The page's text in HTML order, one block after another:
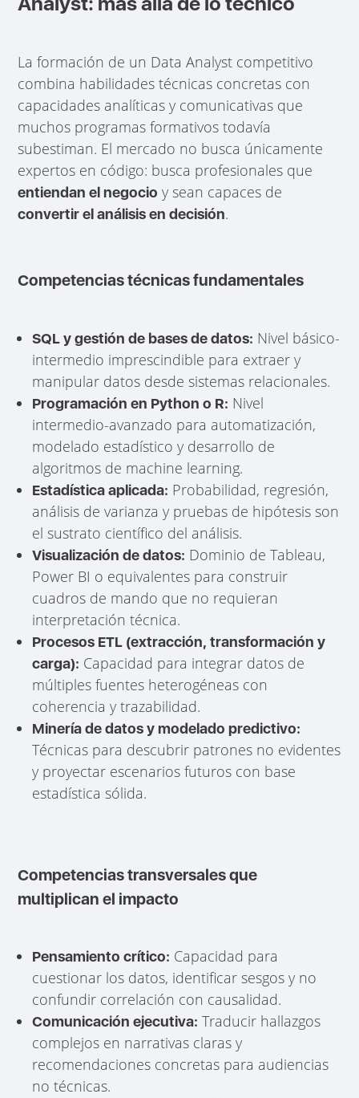
La formación de un Data Analyst competitivo
combina habilidades técnicas concretas con
capacidades analíticas y comunicativas que
muchos programas formativos todavía
subestiman. El mercado no busca únicamente
expertos en código: busca profesionales que
entiendan el negocio y sean capaces de
convertir el análisis en decisión.
Competencias técnicas fundamentales
SQL y gestión de bases de datos: Nivel básico-
intermedio imprescindible para extraer y
manipular datos desde sistemas relacionales.
Programación en Python o R: Nivel
intermedio-avanzado para automatización,
modelado estadístico y desarrollo de
algoritmos de machine learning.
Estadística aplicada: Probabilidad, regresión,
análisis de varianza y pruebas de hipótesis son
el sustrato científico del análisis.
Visualización de datos: Dominio de Tableau,
Power BI o equivalentes para construir
cuadros de mando que no requieran
interpretación técnica.
Procesos ETL (extracción, transformación y
carga): Capacidad para integrar datos de
múltiples fuentes heterogéneas con
coherencia y trazabilidad.
Minería de datos y modelado predictivo:
Técnicas para descubrir patrones no evidentes
y proyectar escenarios futuros con base
estadística sólida.
Competencias transversales que
multiplican el impacto
Pensamiento crítico: Capacidad para
cuestionar los datos, identificar sesgos y no
confundir correlación con causalidad.
Comunicación ejecutiva: Traducir hallazgos
complejos en narrativas claras y
recomendaciones concretas para audiencias
no técnicas.